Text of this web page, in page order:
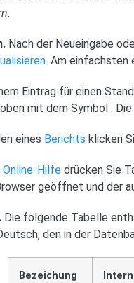
.
Nach der Neueingabe
. Am einfachsten
Eintrag für einen
mit dem Symbol .
eines Berichts klicken
Online-Hilfe drücken Sie
geöffnet und der
Die folgende Tabelle
den in der
Bezeichung